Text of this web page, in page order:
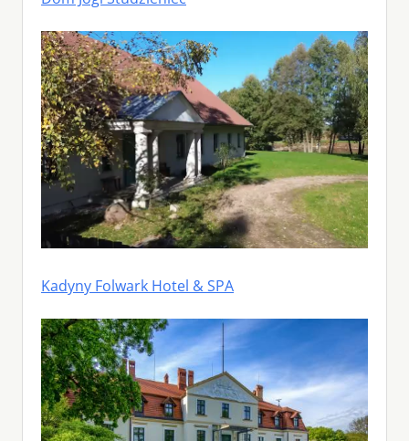
Kadyny Folwark Hotel & SPA